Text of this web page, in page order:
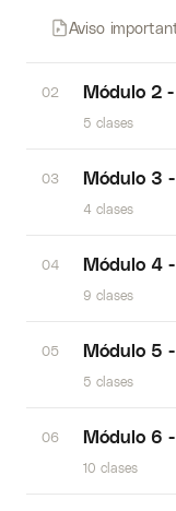
Aviso
02 Módulo 2
5 clases
03 Módulo 3
4 clases
04 Módulo 4
9 clases
05 Módulo 5
5 clases
06 Módulo 6
10 clases